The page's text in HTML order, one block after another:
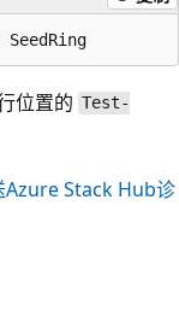
位置的 Test-
Azure Stack Hub诊